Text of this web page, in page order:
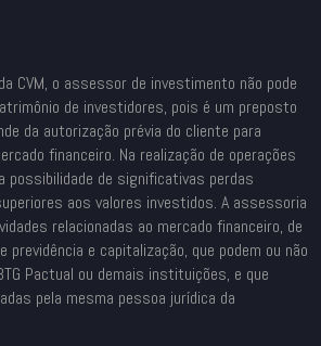
CVM, o assessor de investimento não pode
de investidores, pois é um preposto
da autorização prévia do cliente para
financeiro. Na realização de operações
possibilidade de significativas perdas
aos valores investidos. A assessoria
relacionadas ao mercado financeiro, de
e capitalização, que podem ou não
Pactual ou demais instituições, e que
pela mesma pessoa jurídica da